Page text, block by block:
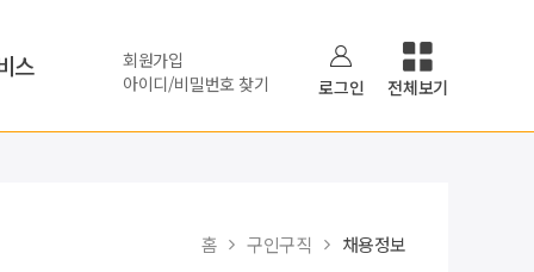
스
회원가입
아이디/비밀번호 찾기
로그인 전체보기
홈 구인구직 채용정보